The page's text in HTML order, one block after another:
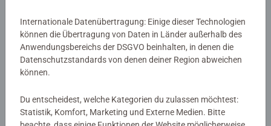
Mit Malen nach Zahlen von Ravensburger lernen die
Kinder Flächen sorgfältig auszumalen, ihr Maltalent zu
verbessern sowie feinmotorische Fähigkeiten zu
entwickeln. Am Ende stehen Freude, Stolz und ein
Die Motive sind altersgerecht in drei Schwierigkeitsstufen
umgesetzt: von einfachen Bildern mit wenigen, großen
Ähnliche Produkte
Bewertungen (1)
Durchschnittliche Bewertung 5.0 von 5 Sternen.
5.0/5
Internationale Datenübertragung: Einige dieser Technologien
können die Übertragung von Daten in Länder außerhalb des
Anwendungsbereichs der DSGVO beinhalten, in denen die
Datenschutzstandards von denen deiner Region abweichen
können.
Du entscheidest, welche Kategorien du zulassen möchtest:
Statistik, Komfort, Marketing und Externe Medien. Bitte